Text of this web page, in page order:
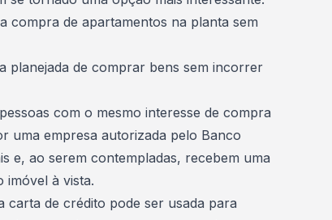
compra de apartamentos na planta sem
planejada de comprar bens sem incorrer
com o mesmo interesse de compra
uma empresa autorizada pelo Banco
e, ao serem contempladas, recebem uma
imóvel à vista.
carta de crédito pode ser usada para